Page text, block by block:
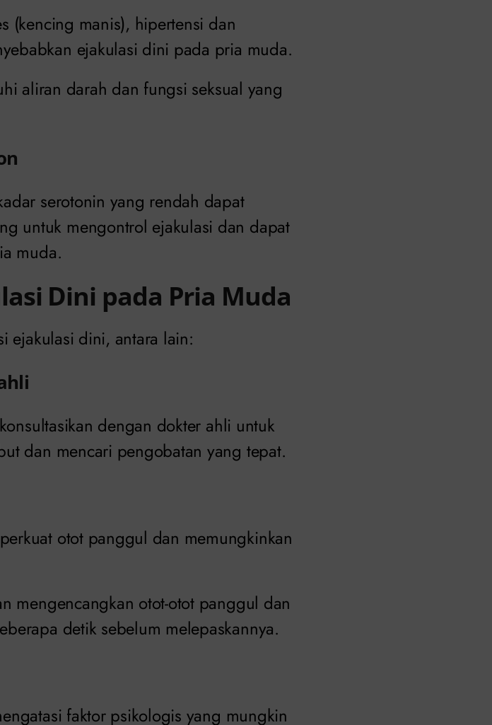
(kencing manis), hipertensi dan
ejakulasi dini pada pria muda.
aliran darah dan fungsi seksual yang
serotonin yang rendah dapat
untuk mengontrol ejakulasi dan dapat
muda.
Dini pada Pria Muda
ejakulasi dini, antara lain:
dengan dokter ahli untuk
dan mencari pengobatan yang tepat.
otot panggul dan memungkinkan
mengencangkan otot-otot panggul dan
detik sebelum melepaskannya.
faktor psikologis yang mungkin